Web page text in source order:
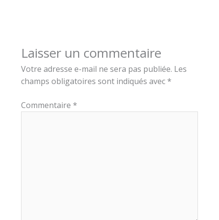
Laisser un commentaire
Votre adresse e-mail ne sera pas publiée. Les
champs obligatoires sont indiqués avec *
Commentaire *